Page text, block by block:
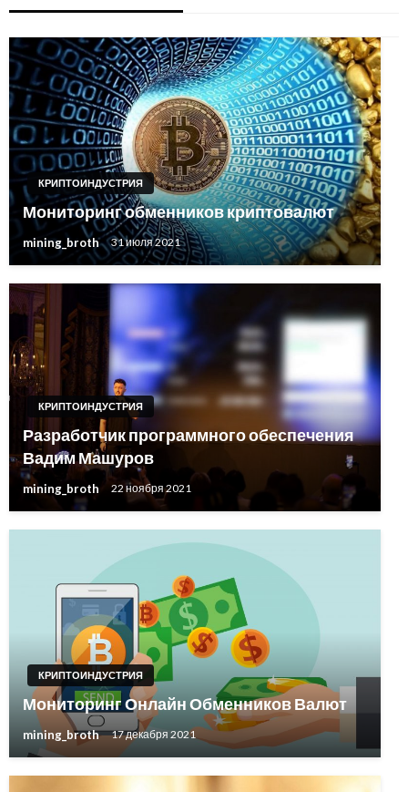
КРИПТОИНДУСТРИЯ
Мониторинг обменников криптовалют
mining_broth 31 июля 2021
КРИПТОИНДУСТРИЯ
Разработчик программного обеспечения
Вадим Машуров
mining_broth 22 ноября 2021
КРИПТОИНДУСТРИЯ
Мониторинг Онлайн Обменников Валют
mining_broth 17 декабря 2021